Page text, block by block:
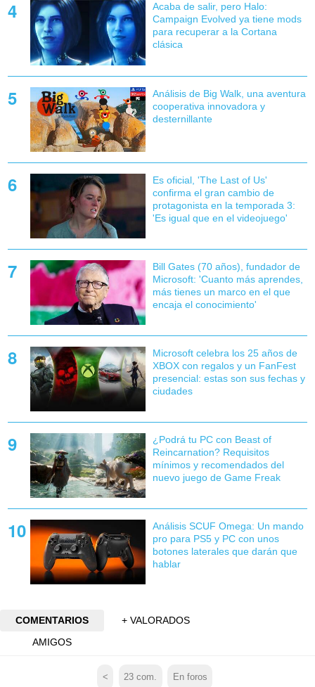
Acaba de salir, pero Halo:
Campaign Evolved ya tiene mods
para recuperar a la Cortana
clásica
Análisis de Big Walk, una aventura
cooperativa innovadora y
desternillante
Es oficial, 'The Last of Us'
confirma el gran cambio de
protagonista en la temporada 3:
'Es igual que en el videojuego'
Bill Gates (70 años), fundador de
Microsoft: 'Cuanto más aprendes,
más tienes un marco en el que
encaja el conocimiento'
Microsoft celebra los 25 años de
XBOX con regalos y un FanFest
presencial: estas son sus fechas y
ciudades
¿Podrá tu PC con Beast of
Reincarnation? Requisitos
mínimos y recomendados del
nuevo juego de Game Freak
Análisis SCUF Omega: Un mando
pro para PS5 y PC con unos
botones laterales que darán que
hablar
COMENTARIOS
+ VALORADOS
AMIGOS
< 23 com. En foros